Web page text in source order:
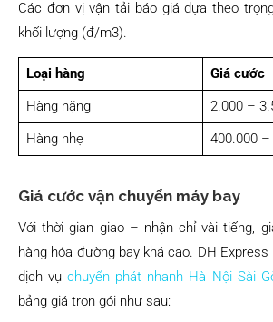
Các đơn vị vận tải báo giá dựa theo
khối lượng (đ/m3).
Loại hàng
Giá cước
Hàng nặng
2.000 –
Hàng nhẹ
400.000
Giá cước vận chuyển máy bay
Với thời gian giao – nhận chỉ vài tiếng,
hàng hóa đường bay khá cao. DH
dịch vụchuyển phát nhanh Hà Nội Sài
bảng giá trọn gói như sau: